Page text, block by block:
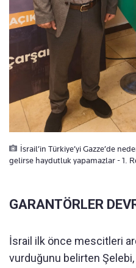
İsrail’in Türkiye’yi Gazze’de
gelirse haydutluk yapamazlar - 1.
GARANTÖRLER
İsrail ilk önce mescitleri
vurduğunu belirten